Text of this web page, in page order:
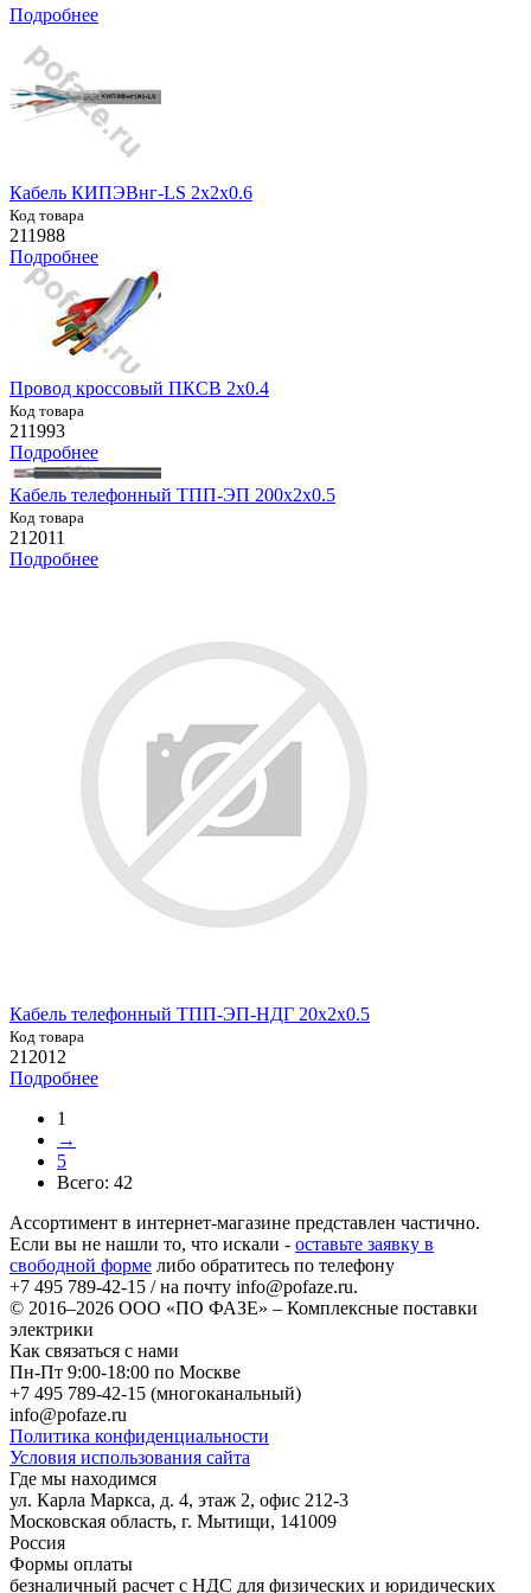
Подробнее
Кабель КИПЭВнг-LS 2х2х0.6
Код товара
211988
Подробнее
Провод кроссовый ПКСВ 2х0.4
Код товара
211993
Подробнее
Кабель телефонный ТПП-ЭП 200х2х0.5
Код товара
212011
Подробнее
Кабель телефонный ТПП-ЭП-НДГ 20х2х0.5
Код товара
212012
Подробнее
1
→
5
Всего: 42
Ассортимент в интернет-магазине представлен частично.
Если вы не нашли то, что искали - оставьте заявку в
свободной форме либо обратитесь по телефону
+7 495 789-42-15 / на почту info@pofaze.ru.
© 2016–2026 ООО «ПО ФАЗЕ» – Комплексные поставки
электрики
Как связаться с нами
Пн-Пт 9:00-18:00 по Москве
+7 495 789-42-15 (многоканальный)
info@pofaze.ru
Политика конфиденциальности
Условия использования сайта
Где мы находимся
ул. Карла Маркса, д. 4, этаж 2, офис 212-3
Московская область, г. Мытищи, 141009
Россия
Формы оплаты
безналичный расчет с НДС для физических и юридических